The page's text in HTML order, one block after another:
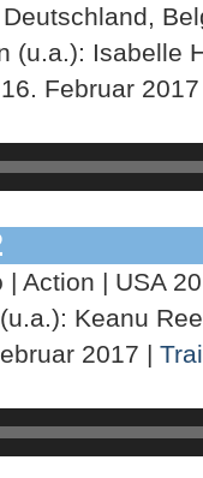
(u.a.): Isabelle
Februar
Action | USA
Keanu
2017 |